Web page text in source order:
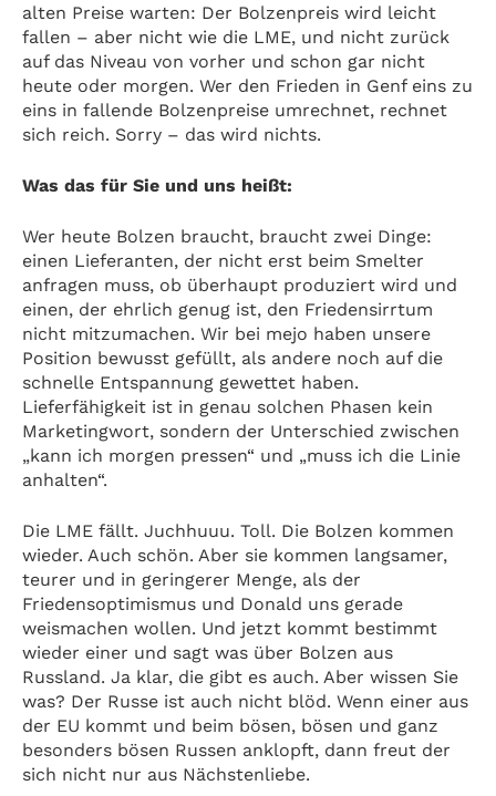
alten Preise warten: Der Bolzenpreis wird leicht
fallen – aber nicht wie die LME, und nicht zurück
auf das Niveau von vorher und schon gar nicht
heute oder morgen. Wer den Frieden in Genf eins zu
eins in fallende Bolzenpreise umrechnet, rechnet
sich reich. Sorry – das wird nichts.
Was das für Sie und uns heißt:
Wer heute Bolzen braucht, braucht zwei Dinge:
einen Lieferanten, der nicht erst beim Smelter
anfragen muss, ob überhaupt produziert wird und
einen, der ehrlich genug ist, den Friedensirrtum
nicht mitzumachen. Wir bei mejo haben unsere
Position bewusst gefüllt, als andere noch auf die
schnelle Entspannung gewettet haben.
Lieferfähigkeit ist in genau solchen Phasen kein
Marketingwort, sondern der Unterschied zwischen
„kann ich morgen pressen“ und „muss ich die Linie
anhalten“.
Die LME fällt. Juchhuuu. Toll. Die Bolzen kommen
wieder. Auch schön. Aber sie kommen langsamer,
teurer und in geringerer Menge, als der
Friedensoptimismus und Donald uns gerade
weismachen wollen. Und jetzt kommt bestimmt
wieder einer und sagt was über Bolzen aus
Russland. Ja klar, die gibt es auch. Aber wissen Sie
was? Der Russe ist auch nicht blöd. Wenn einer aus
der EU kommt und beim bösen, bösen und ganz
besonders bösen Russen anklopft, dann freut der
sich nicht nur aus Nächstenliebe.